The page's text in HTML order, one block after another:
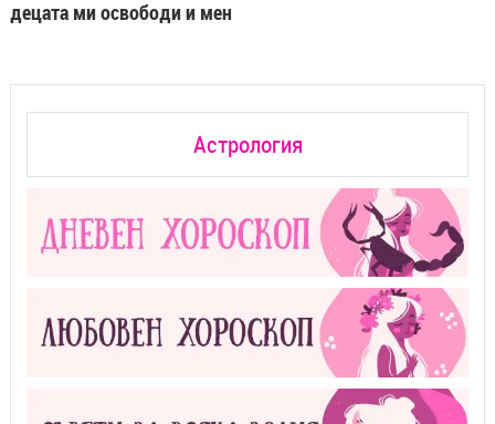
децата ми освободи и мен
Астрология